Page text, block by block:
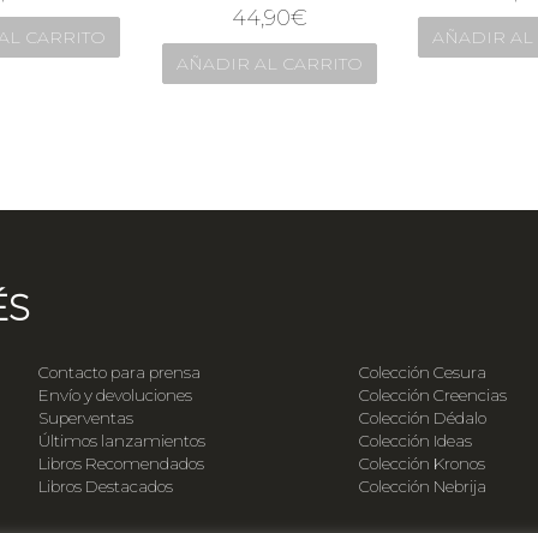
CARRITO
44,90€
AÑADIR AL CARRITO
AÑADIR AL
Contacto para prensa
Envío y devoluciones
Superventas
Últimos lanzamientos
Libros Recomendados
Libros Destacados
Colección Cesura
Colección Creencias
Colección Dédalo
Colección Ideas
Colección Kronos
Colección Nebrija